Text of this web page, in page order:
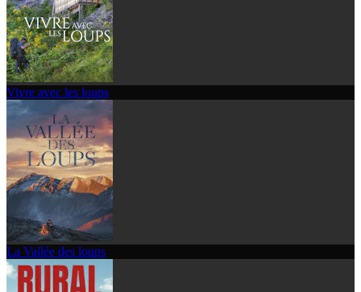
Vivre avec les loups
La Vallée des loups